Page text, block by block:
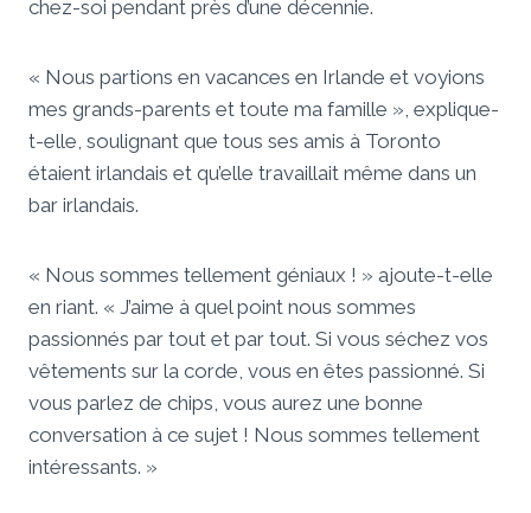
chez-soi pendant près d’une décennie.
« Nous partions en vacances en Irlande et voyions
mes grands-parents et toute ma famille », explique-
t-elle, soulignant que tous ses amis à Toronto
étaient irlandais et qu’elle travaillait même dans un
bar irlandais.
« Nous sommes tellement géniaux ! » ajoute-t-elle
en riant. « J’aime à quel point nous sommes
passionnés par tout et par tout. Si vous séchez vos
vêtements sur la corde, vous en êtes passionné. Si
vous parlez de chips, vous aurez une bonne
conversation à ce sujet ! Nous sommes tellement
intéressants. »